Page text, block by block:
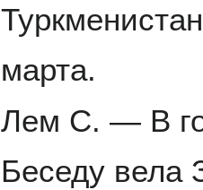
марта.
Лем С. — В
Беседу вела